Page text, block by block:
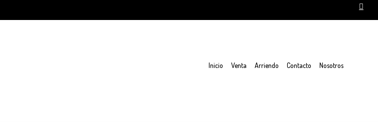
Inicio Venta Arriendo Contacto Nosotros